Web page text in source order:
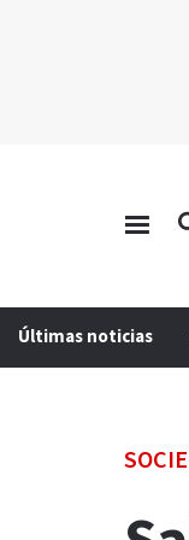
Últimas noticias